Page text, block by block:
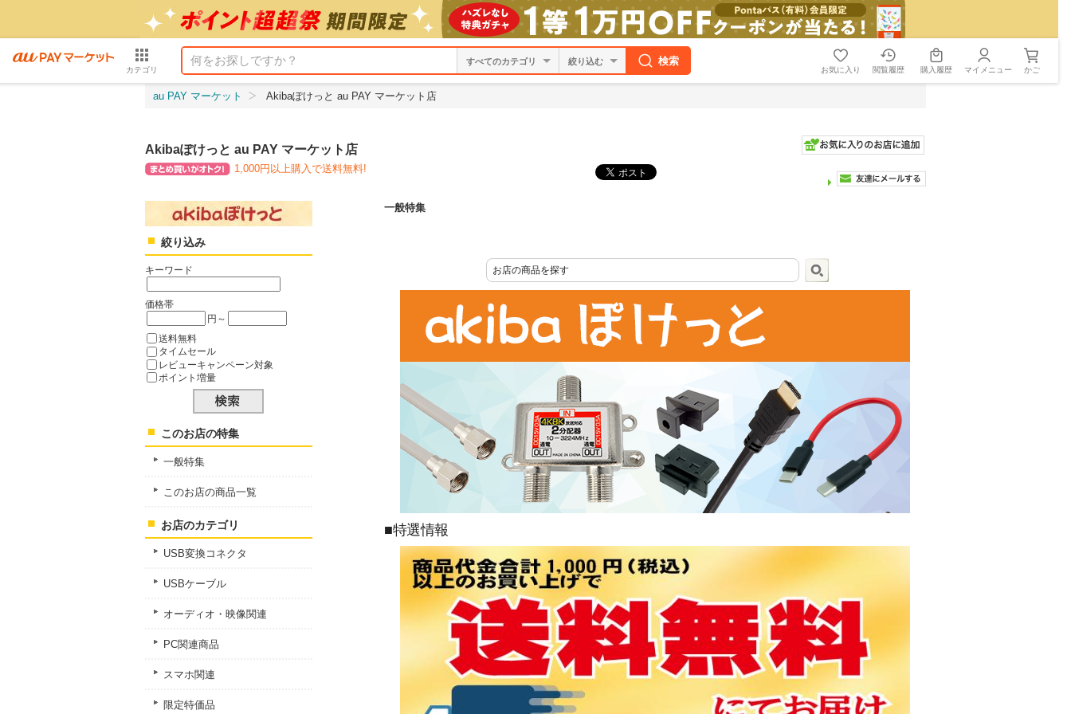
カテゴリ
絞り込む 検索
お気に入り 閲覧履歴 購入履歴 マイメニュー かご
au PAY マーケット Akibaぽけっと au PAY マーケット店
Akibaぽけっと au PAY マーケット店
1,000円以上購入で送料無料!
一般特集
■特選情報
絞り込み
キーワード
価格帯
円～
送料無料
タイムセール
レビューキャンペーン対象
ポイント増量
このお店の特集
一般特集
このお店の商品一覧
お店のカテゴリ
USB変換コネクタ
USBケーブル
オーディオ・映像関連
PC関連商品
スマホ関連
限定特価品